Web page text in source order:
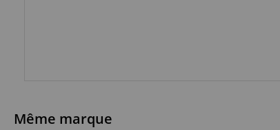
Même marque